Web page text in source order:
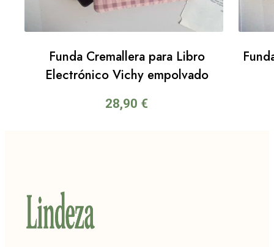
Funda Cremallera para Libro
Electrónico Vichy empolvado
28,90 €